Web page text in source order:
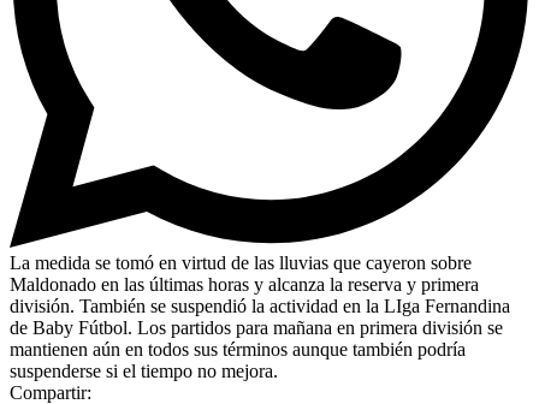
La medida se tomó en virtud de las lluvias que cayeron sobre
Maldonado en las últimas horas y alcanza la reserva y primera
división. También se suspendió la actividad en la LIga Fernandina
de Baby Fútbol. Los partidos para mañana en primera división se
mantienen aún en todos sus términos aunque también podría
suspenderse si el tiempo no mejora.
Compartir: